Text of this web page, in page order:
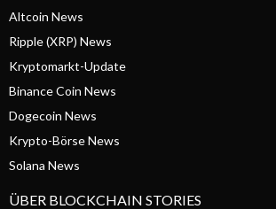
Altcoin News
Ripple (XRP) News
Kryptomarkt-Update
Binance Coin News
Dogecoin News
Krypto-Börse News
Solana News
ÜBER BLOCKCHAIN STORIES